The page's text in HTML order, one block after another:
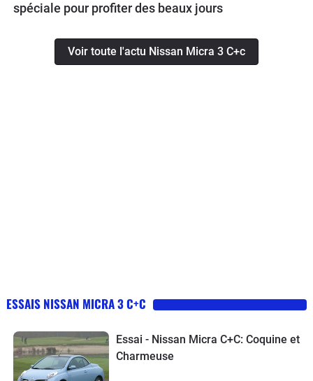
spéciale pour profiter des beaux jours
Voir toute l'actu Nissan Micra 3 C+c
ESSAIS NISSAN MICRA 3 C+C
Essai - Nissan Micra C+C: Coquine et
Charmeuse